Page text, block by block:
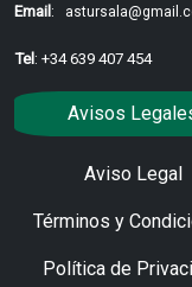
Email:
Tel: +34 639 407 454
Avisos
Aviso Legal
Términos y
Política de